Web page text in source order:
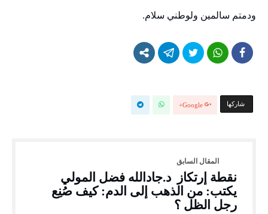
ودمتم سالمين ولوطني سلام.
‫‫ شاركها‬ Google+
نقطة إرتكاز د.جادالله فضل المولي
يكتب: من الذهب إلى الدم: كيف صُنِع
رجل الظل ؟